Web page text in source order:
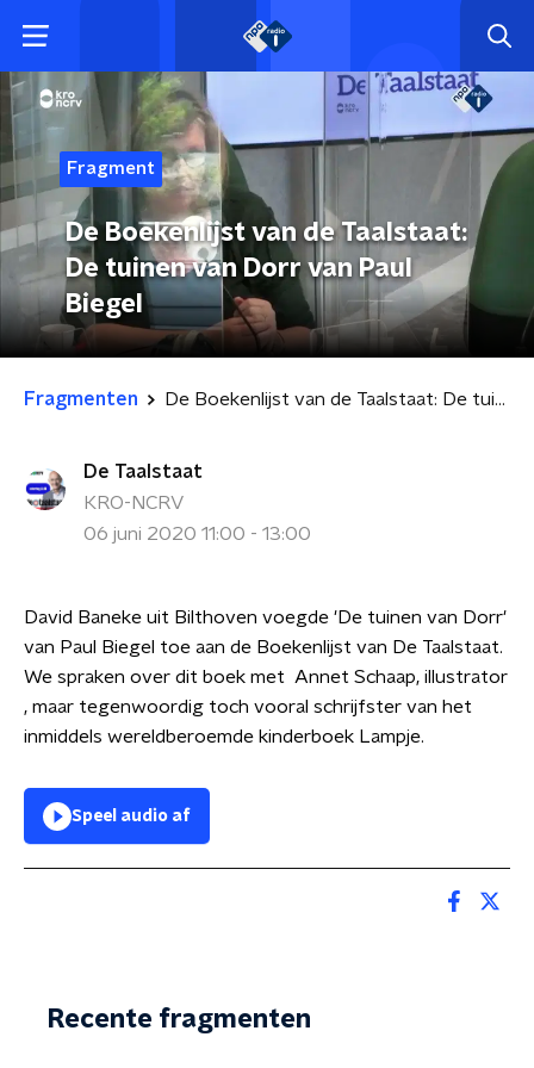
Fragment
De Boekenlijst van de Taalstaat:
De tuinen van Dorr van Paul
Biegel
Fragmenten De Boekenlijst van de Taalstaat: De tuinen van Dorr van Paul Biegel
De Taalstaat
KRO-NCRV
06 juni 2020 11:00 - 13:00
David Baneke uit Bilthoven voegde 'De tuinen van Dorr'
van Paul Biegel toe aan de Boekenlijst van De Taalstaat.
We spraken over dit boek met Annet Schaap, illustrator
, maar tegenwoordig toch vooral schrijfster van het
inmiddels wereldberoemde kinderboek Lampje.
Speel audio af
Recente fragmenten